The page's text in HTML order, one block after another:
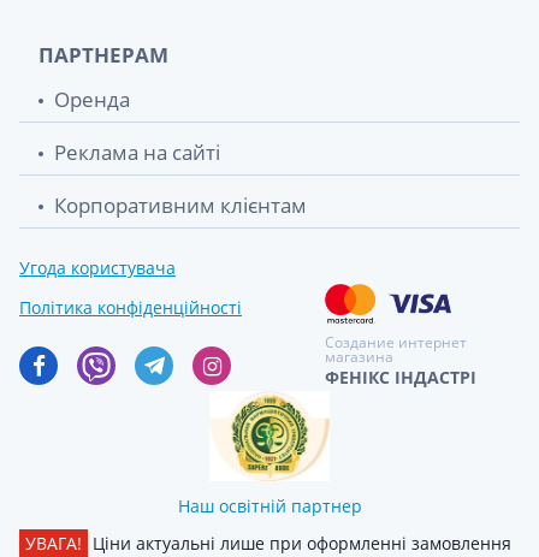
ПАРТНЕРАМ
Оренда
Реклама на сайті
Корпоративним клієнтам
Угода користувача
Політика конфіденційності
Создание интернет
магазина
ФЕНІКС ІНДАСТРІ
Наш освітній партнер
УВАГА! Ціни актуальні лише при оформленні замовлення